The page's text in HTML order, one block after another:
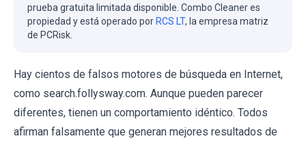
prueba gratuita limitada disponible. Combo Cleaner es
propiedad y está operado porRCS LT, la empresa matriz
de PCRisk.
Hay cientos de falsos motores de búsqueda en Internet,
como search.follysway.com. Aunque pueden parecer
diferentes, tienen un comportamiento idéntico. Todos
afirman falsamente que generan mejores resultados de